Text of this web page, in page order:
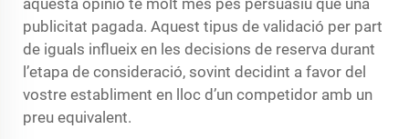
aquesta opinió té molt més pes persuasiu que una
publicitat pagada. Aquest tipus de validació per part
de iguals influeix en les decisions de reserva durant
l’etapa de consideració, sovint decidint a favor del
vostre establiment en lloc d’un competidor amb un
preu equivalent.